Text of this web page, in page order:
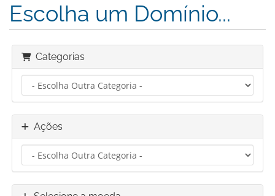
Escolha um Domínio...
Categorias
Ações